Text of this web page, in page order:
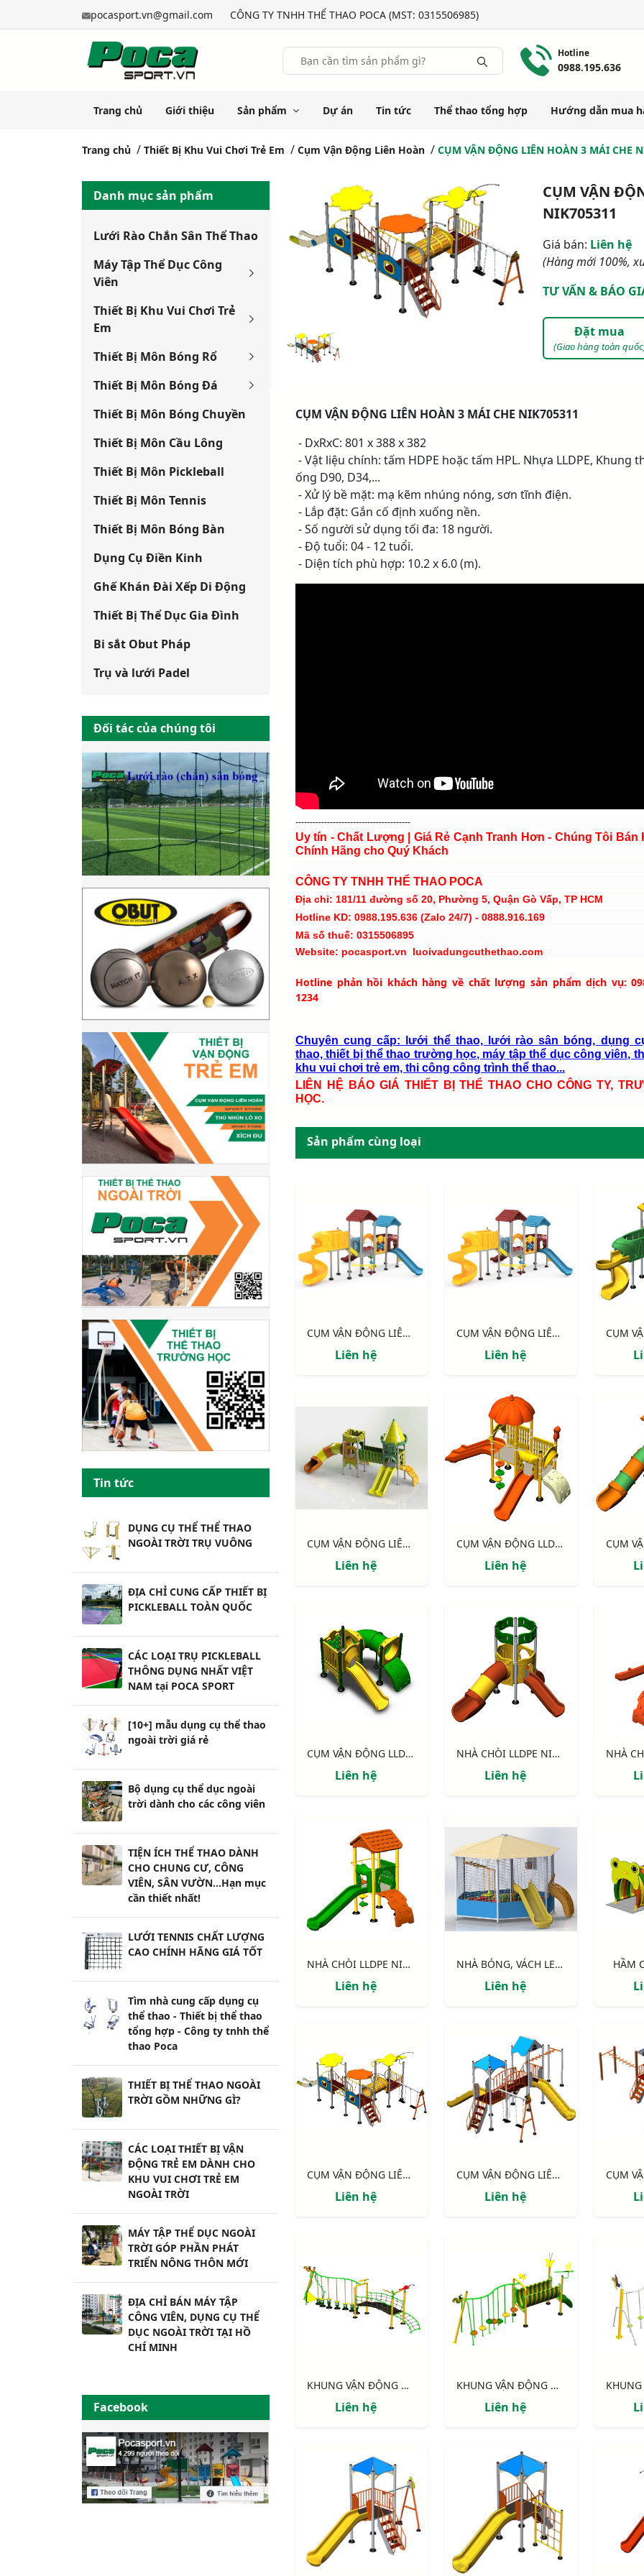
pocasport.vn@gmail.com CÔNG TY TNHH THỂ THAO POCA (MST: 0315506985)
Hotline
0988.195.636
Trang chủ Giới thiệu Sản phẩm Dự án Tin tức Thể thao tổng hợp Hướng dẫn mua
Trang chủ Thiết Bị Khu Vui Chơi Trẻ Em Cụm Vận Động Liên Hoàn CỤM VẬN ĐỘNG LIÊN HOÀN 3 MÁI CHE
Danh mục sản phẩm
Lưới Rào Chắn Sân Thể Thao
Máy Tập Thể Dục Công
Viên
Thiết Bị Khu Vui Chơi Trẻ
Em
Thiết Bị Môn Bóng Rổ
Thiết Bị Môn Bóng Đá
Thiết Bị Môn Bóng Chuyền
Thiết Bị Môn Cầu Lông
Thiết Bị Môn Pickleball
Thiết Bị Môn Tennis
Thiết Bị Môn Bóng Bàn
Dụng Cụ Điền Kinh
Ghế Khán Đài Xếp Di Động
Thiết Bị Thể Dục Gia Đình
Bi sắt Obut Pháp
Trụ và lưới Padel
Đối tác của chúng tôi
Tin tức
DỤNG CỤ THỂ THỂ THAO
NGOÀI TRỜI TRỤ VUÔNG
ĐỊA CHỈ CUNG CẤP THIẾT BỊ
PICKLEBALL TOÀN QUỐC
CÁC LOẠI TRỤ PICKLEBALL
THÔNG DỤNG NHẤT VIỆT
NAM tại POCA SPORT
[10+] mẫu dụng cụ thể thao
ngoài trời giá rẻ
Bộ dụng cụ thể dục ngoài
trời dành cho các công viên
TIỆN ÍCH THỂ THAO DÀNH
CHO CHUNG CƯ, CÔNG
VIÊN, SÂN VƯỜN...Hạn mục
cần thiết nhất!
LƯỚI TENNIS CHẤT LƯỢNG
CAO CHÍNH HÃNG GIÁ TỐT
Tìm nhà cung cấp dụng cụ
thể thao - Thiết bị thể thao
tổng hợp - Công ty tnhh thể
thao Poca
THIẾT BỊ THỂ THAO NGOÀI
TRỜI GỒM NHỮNG GÌ?
CÁC LOẠI THIẾT BỊ VẬN
ĐỘNG TRẺ EM DÀNH CHO
KHU VUI CHƠI TRẺ EM
NGOÀI TRỜI
MÁY TẬP THỂ DỤC NGOÀI
TRỜI GÓP PHẦN PHÁT
TRIỂN NÔNG THÔN MỚI
ĐỊA CHỈ BÁN MÁY TẬP
CÔNG VIÊN, DỤNG CỤ THỂ
DỤC NGOÀI TRỜI TẠI HỒ
CHÍ MINH
Facebook
CỤM VẬN
NIK705311
Giá bán: Liên hệ
(Hàng mới 100%,
TƯ VẤN & BÁO
Đặt mua
(Giao hàng toàn
CỤM VẬN ĐỘNG LIÊN HOÀN 3 MÁI CHE NIK705311
- DxRxC: 801 x 388 x 382
- Vật liệu chính: tấm HDPE hoặc tấm HPL. Nhựa LLDPE, Khung
ống D90, D34,...
- Xử lý bề mặt: mạ kẽm nhúng nóng, sơn tĩnh điện.
- Lắp đặt: Gắn cố định xuống nền.
- Số người sử dụng tối đa: 18 người.
- Độ tuổi: 04 - 12 tuổi.
- Diện tích phù hợp: 10.2 x 6.0 (m).
----------------------------------------
Uy tín - Chất Lượng | Giá Rẻ Cạnh Tranh Hơn - Chúng Tôi Bán
Chính Hãng cho Quý Khách
CÔNG TY TNHH THỂ THAO POCA
Địa chỉ: 181/11 đường số 20, Phường 5, Quận Gò Vấp, TP HCM
Hotline KD: 0988.195.636 (Zalo 24/7) - 0888.916.169
Mã số thuế: 0315506895
Website: pocasport.vn luoivadungcuthethao.com
Hotline phản hồi khách hàng về chất lượng sản phẩm dịch vụ:
1234
Chuyên cung cấp: lưới thể thao, lưới rào sân bóng, dụng
thao, thiết bị thể thao trường học, máy tập thể dục công viên,
khu vui chơi trẻ em, thi công công trình thể thao...
LIÊN HỆ BÁO GIÁ THIẾT BỊ THỂ THAO CHO CÔNG TY,
HỌC.
Sản phẩm cùng loại
CỤM VẬN ĐỘNG LIÊN HOÀN LLDPE NIK155110HH
Liên hệ
CỤM VẬN ĐỘNG LIÊN HOÀN LLDPE NIK155110HH
Liên hệ
CỤM VẬN ĐỘNG LIÊN HOÀN LLDPE NIK134080RT
Liên hệ
CỤM VẬN ĐỘNG LLDPE NIK124060B
Liên hệ
CỤM VẬN ĐỘNG LLDPE NIK122070X
Liên hệ
NHÀ CHÒI LLDPE NIK113040R
Liên hệ
NHÀ CHÒI LLDPE NIK113041N
Liên hệ
NHÀ BÓNG, VÁCH LEO, CẦU TRƯỢT NIK7905
Liên hệ
HẦM
CỤM VẬN ĐỘNG LIÊN HOÀN 3 MÁI CHE NIK705311
Liên hệ
CỤM VẬN ĐỘNG LIÊN HOÀN 2 MÁI CHE NIK703221
Liên hệ
KHUNG VẬN ĐỘNG NIK731146-DV: CHUYỀN DÂY - CẦU VÁN
Liên hệ
KHUNG VẬN ĐỘNG NIK731003-DN: CHUYỀN DÂY - CẦU NHỰA
Liên hệ